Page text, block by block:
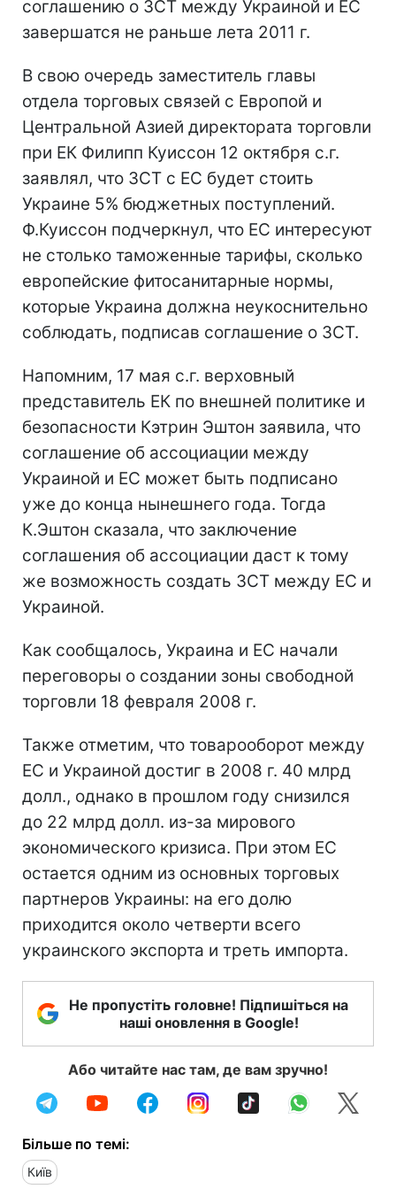
соглашению о ЗСТ между Украиной и ЕС
завершатся не раньше лета 2011 г.
В свою очередь заместитель главы
отдела торговых связей с Европой и
Центральной Азией директората торговли
при ЕК Филипп Куиссон 12 октября с.г.
заявлял, что ЗСТ с ЕС будет стоить
Украине 5% бюджетных поступлений.
Ф.Куиссон подчеркнул, что ЕС интересуют
не столько таможенные тарифы, сколько
европейские фитосанитарные нормы,
которые Украина должна неукоснительно
соблюдать, подписав соглашение о ЗСТ.
Напомним, 17 мая с.г. верховный
представитель ЕК по внешней политике и
безопасности Кэтрин Эштон заявила, что
соглашение об ассоциации между
Украиной и ЕС может быть подписано
уже до конца нынешнего года. Тогда
К.Эштон сказала, что заключение
соглашения об ассоциации даст к тому
же возможность создать ЗСТ между ЕС и
Украиной.
Как сообщалось, Украина и ЕС начали
переговоры о создании зоны свободной
торговли 18 февраля 2008 г.
Также отметим, что товарооборот между
ЕС и Украиной достиг в 2008 г. 40 млрд
долл., однако в прошлом году снизился
до 22 млрд долл. из-за мирового
экономического кризиса. При этом ЕС
остается одним из основных торговых
партнеров Украины: на его долю
приходится около четверти всего
украинского экспорта и треть импорта.
Не пропустіть головне! Підпишіться на
наші оновлення в Google!
Або читайте нас там, де вам зручно!
Більше по темі:
Київ